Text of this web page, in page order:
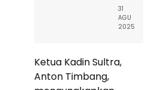
31
AGU
2025
Ketua Kadin Sultra,
Anton Timbang,